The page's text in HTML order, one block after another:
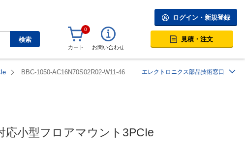
検索
ログイン・新規登録
0
カート お問い合わせ
見積・注文
BBC-1050-AC16N70S02R02-W11-46 エレクトロニクス部品技術窓口
応小型フロアマウント3PCIe